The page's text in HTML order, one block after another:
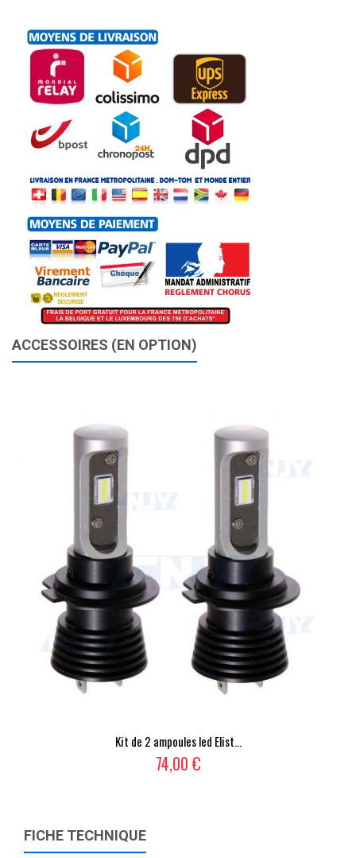
ACCESSOIRES (EN OPTION)
Kit de 2 ampoules led Elist...
74,00 €
FICHE TECHNIQUE